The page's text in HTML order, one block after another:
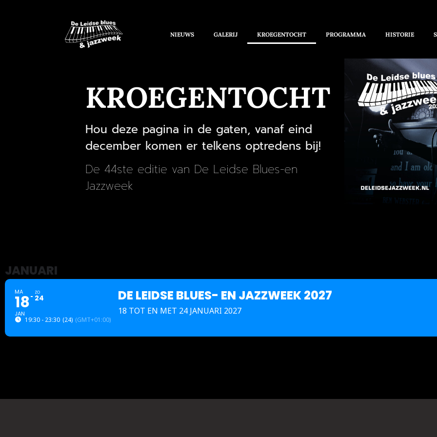
NIEUWS GALERIJ KROEGENTOCHT PROGRAMMA HISTORIE
KROEGENTOCHT
Hou deze pagina in de gaten, vanaf eind
december komen er telkens optredens bij!
De 44ste editie van De Leidse Blues-en
Jazzweek
JANUARI
MA
18
JAN
ZO
24
19:30 - 23:30 (24) (GMT+01:00)
DE LEIDSE BLUES- EN JAZZWEEK 2027
18 TOT EN MET 24 JANUARI 2027